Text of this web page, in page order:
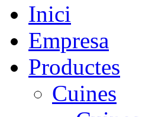
Inici
Empresa
Productes
Cuines